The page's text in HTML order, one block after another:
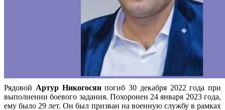
Рядовой Артур Никогосянпогиб 30 декабря 2022 года при
выполнении боевого задания. Похоронен 24 января 2023 года,
ему было 29 лет. Он был призван на военную службу в рамках